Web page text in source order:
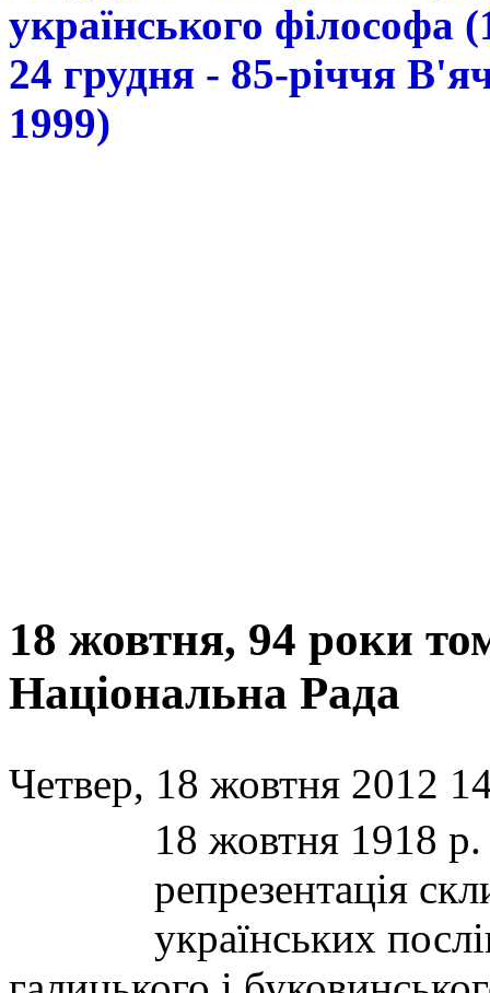
українського філософа
24 грудня - 85-річчя
1999)
18 жовтня, 94 роки
Національна Рада
Четвер, 18 жовтня 2012
18 жовтня 1918 p.
репрезентація
українських